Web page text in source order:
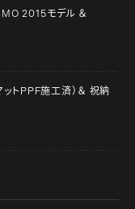
2015モデル ＆
トPPF施工済）＆ 祝納